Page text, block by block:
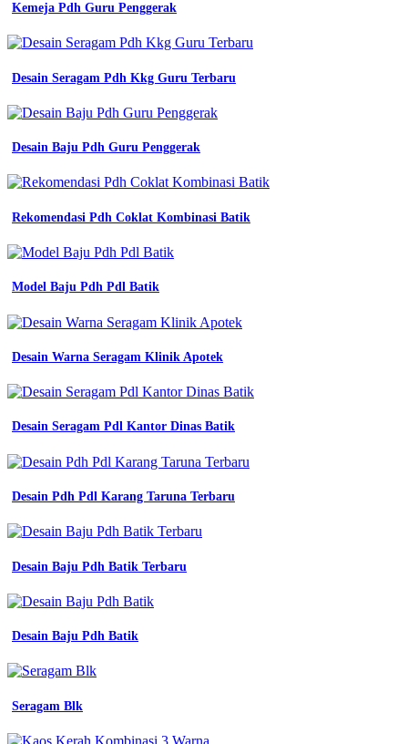
Kemeja Pdh Guru Penggerak
Desain Seragam Pdh Kkg Guru Terbaru
Desain Baju Pdh Guru Penggerak
Rekomendasi Pdh Coklat Kombinasi Batik
Model Baju Pdh Pdl Batik
Desain Warna Seragam Klinik Apotek
Desain Seragam Pdl Kantor Dinas Batik
Desain Pdh Pdl Karang Taruna Terbaru
Desain Baju Pdh Batik Terbaru
Desain Baju Pdh Batik
Seragam Blk